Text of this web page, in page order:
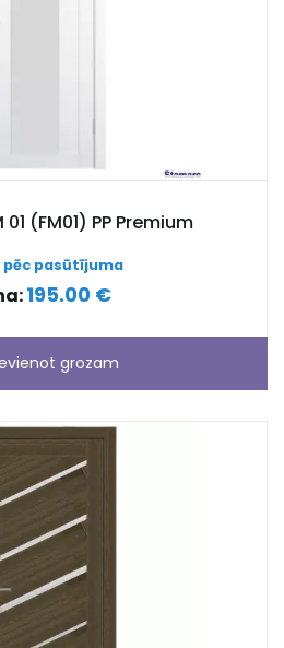
01 (FM01) PP Premium
pēc pasūtījuma
195.00 €
grozam